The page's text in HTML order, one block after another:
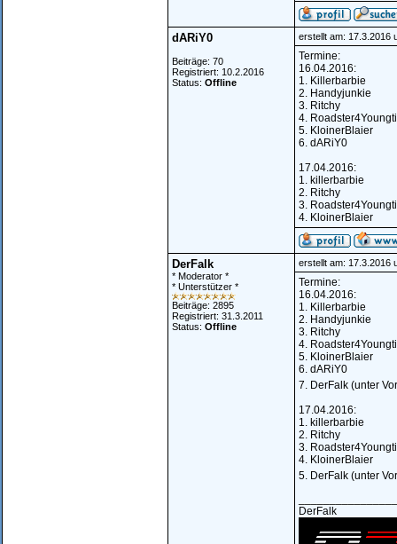
dARiY0
Beiträge: 70
Registriert: 10.2.2016
Status: Offline
erstellt am: 17.3.2016
Termine:
16.04.2016:
1. Killerbarbie
2. Handyjunkie
3. Ritchy
4.
5. KloinerBlaier
6. dARiY0
17.04.2016:
1. killerbarbie
2. Ritchy
3.
4. KloinerBlaier
DerFalk
* Moderator *
* Unterstützer *
Beiträge: 2895
Registriert: 31.3.2011
Status: Offline
erstellt am: 17.3.2016
Termine:
16.04.2016:
1. Killerbarbie
2. Handyjunkie
3. Ritchy
4.
5. KloinerBlaier
6. dARiY0
7. DerFalk (unter
17.04.2016:
1. killerbarbie
2. Ritchy
3.
4. KloinerBlaier
5. DerFalk (unter
DerFalk